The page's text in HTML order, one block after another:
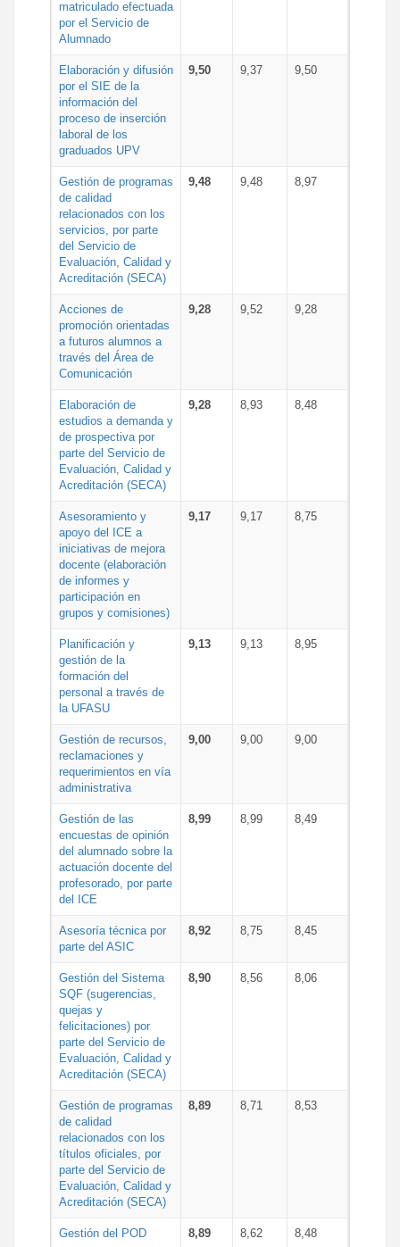
matriculado efectuada
por el Servicio de
Alumnado
Elaboración y difusión
por el SIE de la
información del
proceso de inserción
laboral de los
graduados UPV
9,50 9,37 9,50
Gestión de programas
de calidad
relacionados con los
servicios, por parte
del Servicio de
Evaluación, Calidad y
Acreditación (SECA)
9,48 9,48 8,97
Acciones de
promoción orientadas
a futuros alumnos a
través del Área de
Comunicación
9,28 9,52 9,28
Elaboración de
estudios a demanda y
de prospectiva por
parte del Servicio de
Evaluación, Calidad y
Acreditación (SECA)
9,28 8,93 8,48
Asesoramiento y
apoyo del ICE a
iniciativas de mejora
docente (elaboración
de informes y
participación en
grupos y comisiones)
9,17 9,17 8,75
Planificación y
gestión de la
formación del
personal a través de
la UFASU
9,13 9,13 8,95
Gestión de recursos,
reclamaciones y
requerimientos en vía
administrativa
9,00 9,00 9,00
Gestión de las
encuestas de opinión
del alumnado sobre la
actuación docente del
profesorado, por parte
del ICE
8,99 8,99 8,49
Asesoría técnica por
parte del ASIC
8,92 8,75 8,45
Gestión del Sistema
SQF (sugerencias,
quejas y
felicitaciones) por
parte del Servicio de
Evaluación, Calidad y
Acreditación (SECA)
8,90 8,56 8,06
Gestión de programas
de calidad
relacionados con los
títulos oficiales, por
parte del Servicio de
Evaluación, Calidad y
Acreditación (SECA)
8,89 8,71 8,53
Gestión del POD 8,89 8,62 8,48